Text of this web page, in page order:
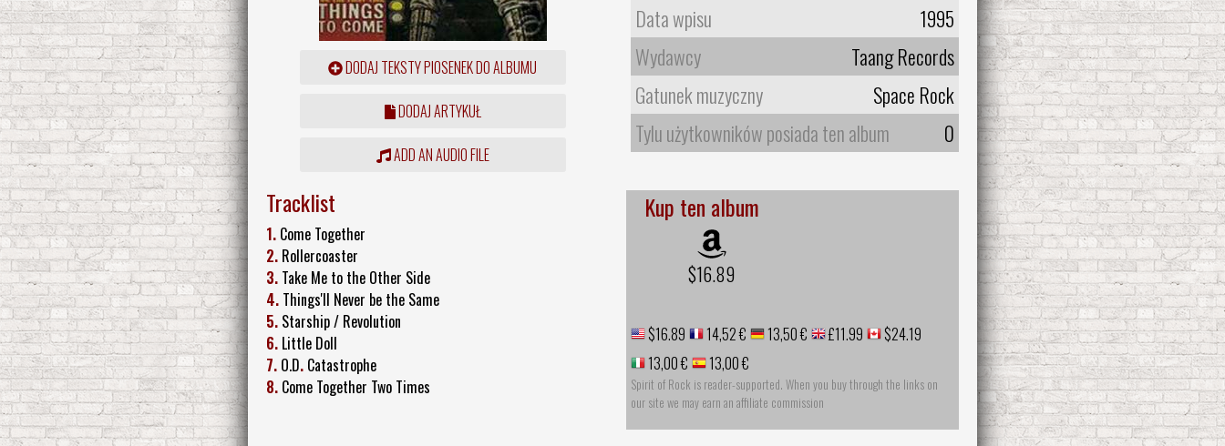
DODAJ TEKSTY PIOSENEK DO ALBUMU
DODAJ ARTYKUŁ
ADD AN AUDIO FILE
Data wpisu
1995
Wydawcy
Taang Records
Gatunek muzyczny
Space Rock
Tylu użytkowników posiada ten album
0
Tracklist
1. Come Together
2. Rollercoaster
3. Take Me to the Other Side
4. Things'll Never be the Same
5. Starship / Revolution
6. Little Doll
7. O.D. Catastrophe
8. Come Together Two Times
Kup ten album
$16.89
$16.89 14,52 € 13,50 € £11.99
$24.19
13,00 €
13,00 €
Spirit of Rock is reader-supported. When you buy through the links on
our site we may earn an affiliate commission